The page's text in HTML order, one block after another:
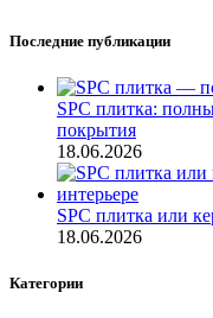
Последние публикации
SPC плитка:
покрытия
18.06.2026
SPC плитка или
18.06.2026
Категории